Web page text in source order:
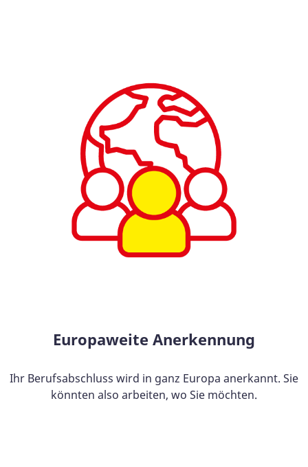
Europaweite Anerkennung
Ihr Berufsabschluss wird in ganz Europa anerkannt. Sie
könnten also arbeiten, wo Sie möchten.